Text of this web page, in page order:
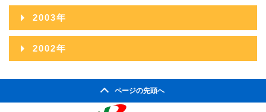
2005年11月
2005年10月
2005年09月
2005年08月
2005年07月
2004年12月
2004年11月
2004年10月
2003年
2003年12月
2002年
ページの先頭へ